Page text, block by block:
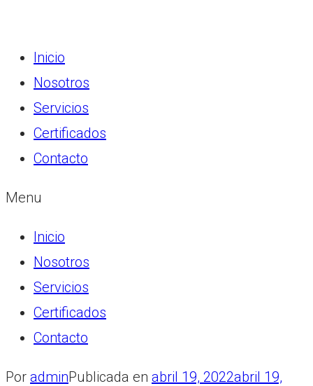
Inicio
Nosotros
Servicios
Certificados
Contacto
Menu
Inicio
Nosotros
Servicios
Certificados
Contacto
Por adminPublicada en abril 19, 2022abril 19,